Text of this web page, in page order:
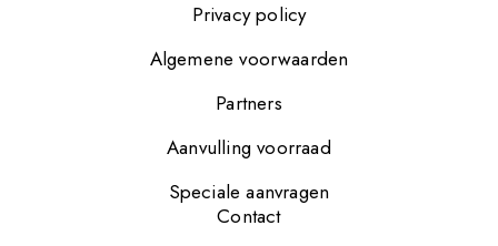
Privacy policy
Algemene voorwaarden
Partners
Aanvulling voorraad
Speciale aanvragen
Contact